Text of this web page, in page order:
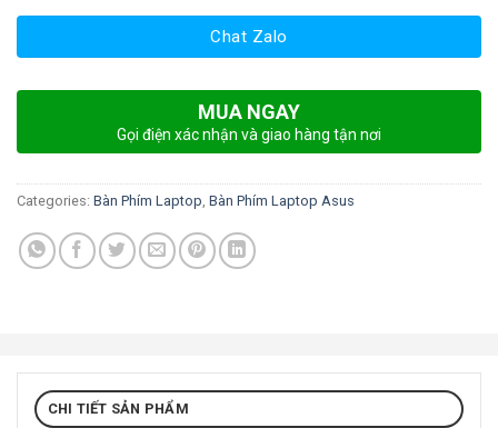
Chat Zalo
MUA NGAY
Gọi điện xác nhận và giao hàng tận nơi
Categories: Bàn Phím Laptop, Bàn Phím Laptop Asus
CHI TIẾT SẢN PHẨM